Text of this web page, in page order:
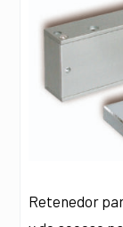
Retenedor